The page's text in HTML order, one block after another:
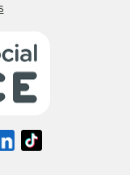
Síguenos
en